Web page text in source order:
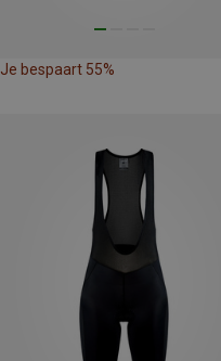
Je bespaart 55%